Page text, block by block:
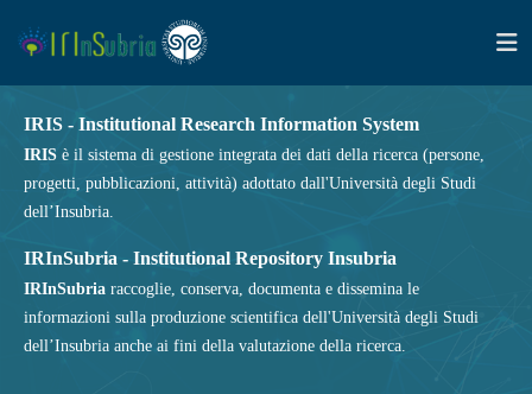
IRIS - Institutional Research Information System
IRIS è il sistema di gestione integrata dei dati della ricerca (persone,
progetti, pubblicazioni, attività) adottato dall'Università degli Studi
dell’Insubria.
IRInSubria - Institutional Repository Insubria
IRInSubria raccoglie, conserva, documenta e dissemina le
informazioni sulla produzione scientifica dell'Università degli Studi
dell’Insubria anche ai fini della valutazione della ricerca.